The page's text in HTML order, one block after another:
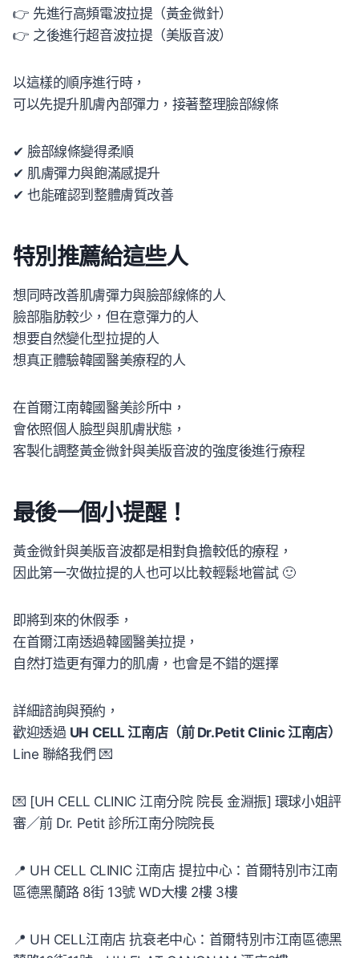
👉 先進行高頻電波拉提（黃金微針）
👉 之後進行超音波拉提（美版音波）
以這樣的順序進行時，
可以先提升肌膚內部彈力，接著整理臉部線條
✔ 臉部線條變得柔順
✔ 肌膚彈力與飽滿感提升
✔ 也能確認到整體膚質改善
特別推薦給這些人
想同時改善肌膚彈力與臉部線條的人
臉部脂肪較少，但在意彈力的人
想要自然變化型拉提的人
想真正體驗韓國醫美療程的人
在首爾江南韓國醫美診所中，
會依照個人臉型與肌膚狀態，
客製化調整黃金微針與美版音波的強度後進行療程
最後一個小提醒！
黃金微針與美版音波都是相對負擔較低的療程，
因此第一次做拉提的人也可以比較輕鬆地嘗試 🙂
即將到來的休假季，
在首爾江南透過韓國醫美拉提，
自然打造更有彈力的肌膚，也會是不錯的選擇
詳細諮詢與預約，
歡迎透過 UH CELL 江南店（前 Dr.Petit Clinic 江南店）
Line 聯絡我們 💌
💌 [UH CELL CLINIC 江南分院 院長 金淵振] 環球小姐評
審／前 Dr. Petit 診所江南分院院長
📍 UH CELL CLINIC 江南店 提拉中心：首爾特別市江南
區德黑蘭路 8街 13號 WD大樓 2樓 3樓
📍 UH CELL江南店 抗衰老中心：首爾特別市江南區德黑